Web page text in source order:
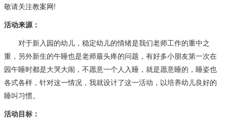
敬请关注教案网!
活动来源：
对于新入园的幼儿，稳定幼儿的情绪是我们老师工作的重中之
重，另外新生的午睡也是老师最头疼的问题，有好多小朋友第一次在
园午睡时都是大哭大闹，不愿意一个人入睡，就是愿意睡的，睡姿也
各式各样，针对这一情况，我就设计了这一活动，以培养幼儿良好的
睡叫习惯。
活动目标：